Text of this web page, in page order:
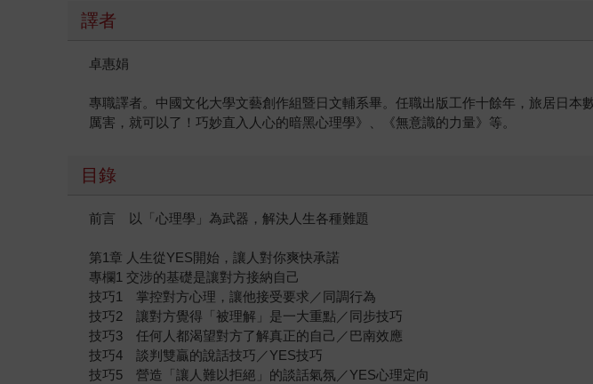
譯者
卓惠娟
專職譯者。中國文化大學文藝創作組暨日文輔系畢。任職出版工作十餘年，旅居日
厲害，就可以了！巧妙直入人心的暗黑心理學》、《無意識的力量》等。
目錄
前言 以「心理學」為武器，解決人生各種難題
第1章 人生從YES開始，讓人對你爽快承諾
專欄1 交涉的基礎是讓對方接納自己
技巧1 掌控對方心理，讓他接受要求／同調行為
技巧2 讓對方覺得「被理解」是一大重點／同步技巧
技巧3 任何人都渴望對方了解真正的自己／巴南效應
技巧4 談判雙贏的說話技巧／YES技巧
技巧5 營造「讓人難以拒絕」的談話氣氛／YES心理定向